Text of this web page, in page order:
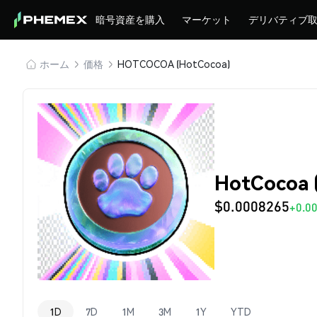
暗号資産を購入 マーケット デリバティブ
ホーム 価格 HOTCOCOA (HotCocoa)
HotCocoa
$0.0008265
1D 7D 1M 3M 1Y YTD